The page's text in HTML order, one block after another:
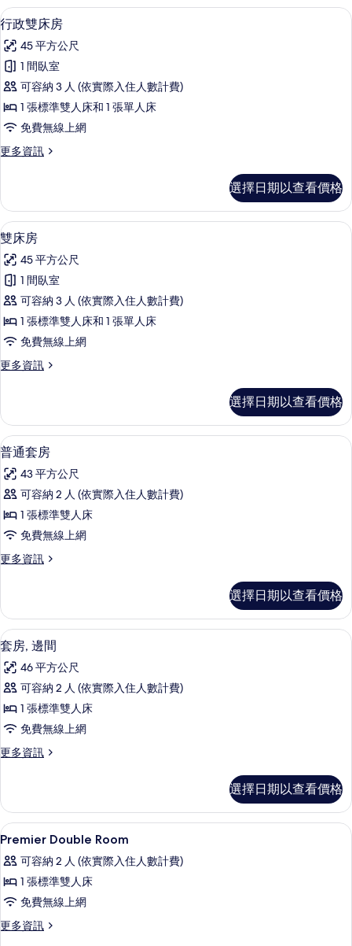
相
片
人
房
的
詳
情
顯
示
行
政
雙
床
的
有
相
片
行政雙床房 | 高級寢具、羽絨被、客
6
行政雙床房
45 平方公尺
1 間臥室
可容納 3 人 (依實際入住人數計費)
1 張標準雙人床和 1 張單人床
免費無線上網
更多資訊
更
雙
床
房
詳
情
選擇日期以查看價格
顯
示
雙
床
房
的
有
片
雙床房 | 高級寢具、羽絨被、客房內保
6
雙床房
45 平方公尺
1 間臥室
可容納 3 人 (依實際入住人數計費)
1 張標準雙人床和 1 張單人床
免費無線上網
更多資訊
更
房
的
詳
情
選擇日期以查看價格
顯
示
普
通
套
的
有
相
片
普通套房 | 高級寢具、羽絨被、客房內
7
普通套房
43 平方公尺
可容納 2 人 (依實際入住人數計費)
1 張標準雙人床
免費無線上網
更多資訊
更
套
房
的
情
選擇日期以查看價格
顯
示
套
房,
邊
的
有
相
片
套房, 邊間 | 高級寢具、羽絨被、客房
4
套房, 邊間
46 平方公尺
可容納 2 人 (依實際入住人數計費)
1 張標準雙人床
免費無線上網
更多資訊
更
邊
間
的
情
選擇日期以查看價格
顯
示
Premier
Double
Room
的
高級寢具、羽絨被、客房內保險箱、書
4
Premier Double Room
可容納 2 人 (依實際入住人數計費)
1 張標準雙人床
免費無線上網
更多資訊
更